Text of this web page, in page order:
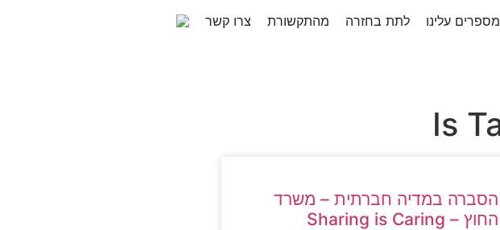
מספרים עלינו לתת בחזרה מהתקשורת צרו קשר
הסברה במדיה חברתית – משרד
החוץ – Sharing is Caring